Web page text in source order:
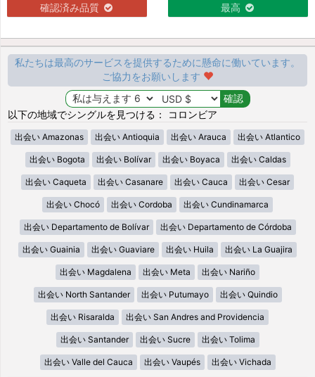
確認済み品質 最高
私たちは最高のサービスを提供するために懸命に働いています。
ご協力をお願いします
以下の地域でシングルを見つける： コロンビア
出会い Amazonas 出会い Antioquia 出会い Arauca 出会い Atlantico
出会い Bogota 出会い Bolívar 出会い Boyaca 出会い Caldas
出会い Caqueta 出会い Casanare 出会い Cauca 出会い Cesar
出会い Chocó 出会い Cordoba 出会い Cundinamarca
出会い Departamento de Bolívar 出会い Departamento de Córdoba
出会い Guainia 出会い Guaviare 出会い Huila 出会い La Guajira
出会い Magdalena 出会い Meta 出会い Nariño
出会い North Santander 出会い Putumayo 出会い Quindio
出会い Risaralda 出会い San Andres and Providencia
出会い Santander 出会い Sucre 出会い Tolima
出会い Valle del Cauca 出会い Vaupés 出会い Vichada